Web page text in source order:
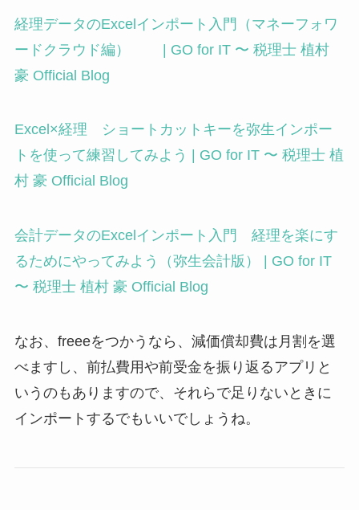
経理データのExcelインポート入門（マネーフォワ
ードクラウド編） | GO for IT 〜 税理士 植村
豪 Official Blog
Excel×経理 ショートカットキーを弥生インポー
トを使って練習してみよう | GO for IT 〜 税理士 植
村 豪 Official Blog
会計データのExcelインポート入門 経理を楽にす
るためにやってみよう（弥生会計版） | GO for IT
〜 税理士 植村 豪 Official Blog
なお、freeeをつかうなら、減価償却費は月割を選
べますし、前払費用や前受金を振り返るアプリと
いうのもありますので、それらで足りないときに
インポートするでもいいでしょうね。